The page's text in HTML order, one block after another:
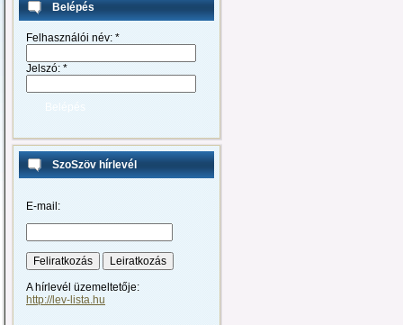
Belépés
Felhasználói név: *
Jelszó: *
SzoSzöv hírlevél
E-mail:
A hírlevél üzemeltetője:
http://lev-lista.hu